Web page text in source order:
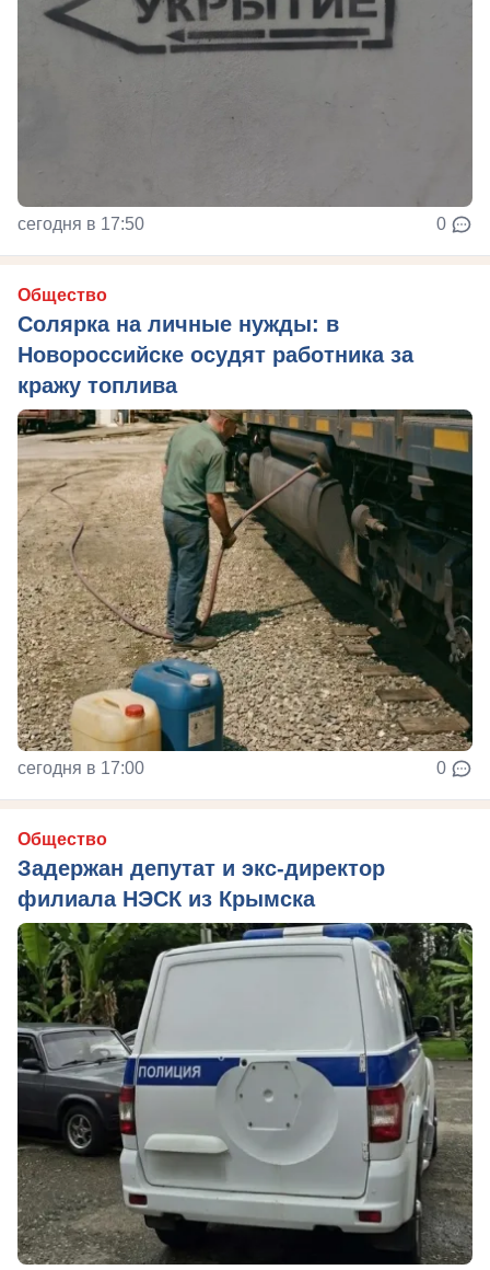
сегодня в 17:50 0
Общество
Солярка на личные нужды: в
Новороссийске осудят работника за
кражу топлива
сегодня в 17:00 0
Общество
Задержан депутат и экс-директор
филиала НЭСК из Крымска